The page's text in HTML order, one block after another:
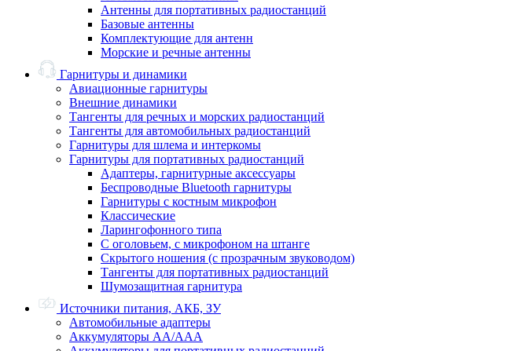
Антенны для портативных радиостанций
Базовые антенны
Комплектующие для антенн
Морские и речные антенны
Гарнитуры и динамики
Авиационные гарнитуры
Внешние динамики
Тангенты для речных и морских радиостанций
Тангенты для автомобильных радиостанций
Гарнитуры для шлема и интеркомы
Гарнитуры для портативных радиостанций
Адаптеры, гарнитурные аксессуары
Беспроводные Bluetooth гарнитуры
Гарнитуры с костным микрофон
Классические
Ларингофонного типа
С оголовьем, с микрофоном на штанге
Скрытого ношения (с прозрачным звуководом)
Тангенты для портативных радиостанций
Шумозащитная гарнитура
Источники питания, АКБ, ЗУ
Автомобильные адаптеры
Аккумуляторы АА/ААА